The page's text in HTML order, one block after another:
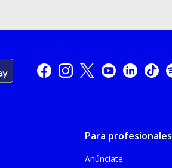
Para profesionales
Anúnciate